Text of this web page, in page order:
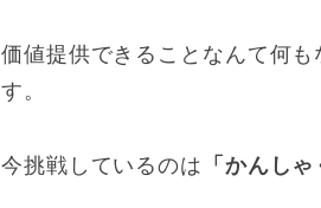
価値提供できることなんて何
す。
今挑戦しているのは 「かんし